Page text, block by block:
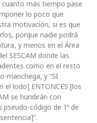
más tiempo pase
lo poco que
motivación, si es que
porque nadie podrá
y menos en el Área
SESCAM donde las
como en el resto
manchega, y “SI
lodo] ENTONCES [los
se hundirán con
código de 1º de